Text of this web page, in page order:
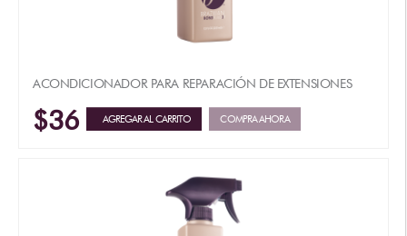
ACONDICIONADOR PARA REPARACIÓN DE EXTENSIONES
$36 AGREGAR AL CARRITO COMPRA AHORA